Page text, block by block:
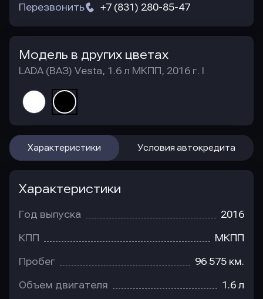
+7 (831) 280-85-47
Перезвонить
Модель в других цветах
LADA (ВАЗ) Vesta, 1.6 л МКПП, 2016 г. I
Характеристики Условия автокредита
Характеристики
Год выпуска 2016
КПП МКПП
Пробег 96 575 км.
Объем двигателя 1.6 л